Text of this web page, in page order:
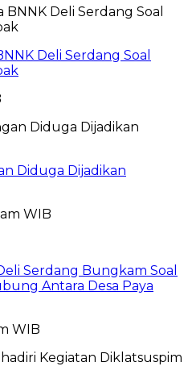
Deli Serdang Soal
Diduga Dijadikan
WIB
Serdang Bungkam Soal
Antara Desa Paya
WIB